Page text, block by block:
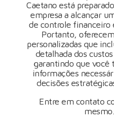
Caetano está
empresa a alcançar
de controle financeiro
Portanto,
personalizadas que
detalhada dos
garantindo que você
informações
decisões
Entre em contato
mesmo.